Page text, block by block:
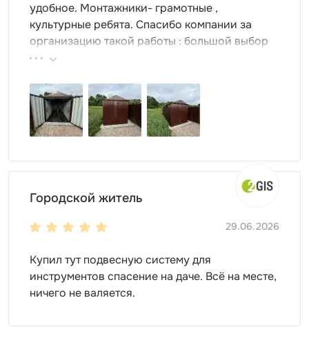
удобное. Монтажники- грамотные ,
культурные ребята. Спасибо компании за
организацию такой работы : большой выбор
продукции, реальные цены.
Городской житель
29.06.2026
Купил тут подвесную систему для
инструментов спасение на даче. Всё на месте,
ничего не валяется.